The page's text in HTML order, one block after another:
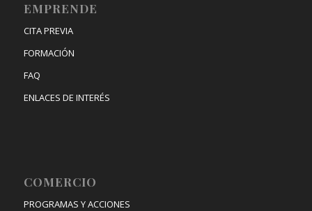
EMPRENDE
CITA PREVIA
FORMACIÓN
FAQ
ENLACES DE INTERÉS
COMERCIO
PROGRAMAS Y ACCIONES